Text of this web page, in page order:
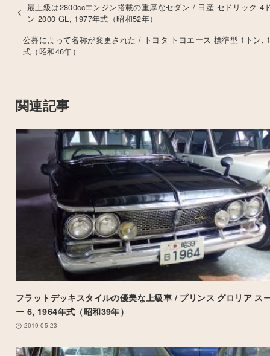
最上級は2800ccエンジン搭載の重厚なセダン / 日産 セドリック 4
ン 2000 GL, 1977年式（昭和52年）
公募によって名称が変更された / トヨタ トヨエース 標準型 1トン,
式（昭和46年）
関連記事
フラットデッキスタイルの優美な上級車 / プリンス グロリア ス
ー 6, 1964年式（昭和39年）
2019-05-23